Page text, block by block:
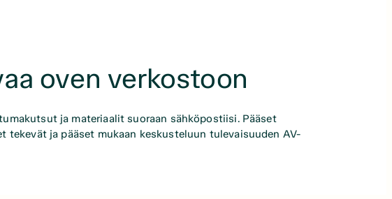
oven verkostoon
ja materiaalit suoraan sähköpostiisi. Pääset
ja pääset mukaan keskusteluun tulevaisuuden AV-